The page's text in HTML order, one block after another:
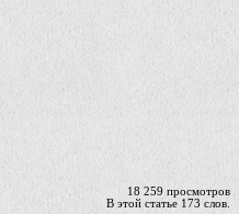
18 259 просмотров
В этой статье 173 слов.